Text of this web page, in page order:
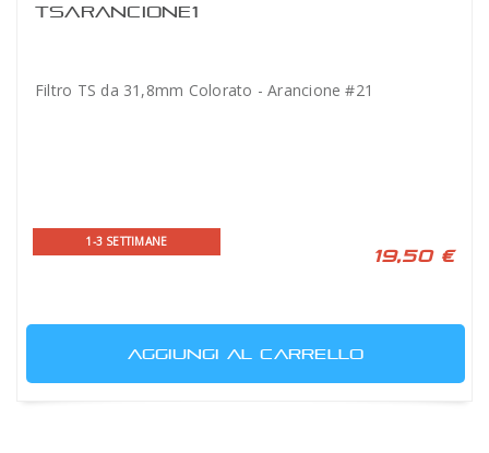
TSARANCIONE1
Filtro TS da 31,8mm Colorato - Arancione #21
1-3 SETTIMANE
19,50 €
AGGIUNGI AL CARRELLO